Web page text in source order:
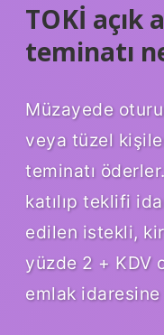
TOKİ açık
teminatı
Müzayede
veya tüzel
teminatı
katılıp teklifi
edilen istekli,
yüzde 2 + KDV
emlak idaresine